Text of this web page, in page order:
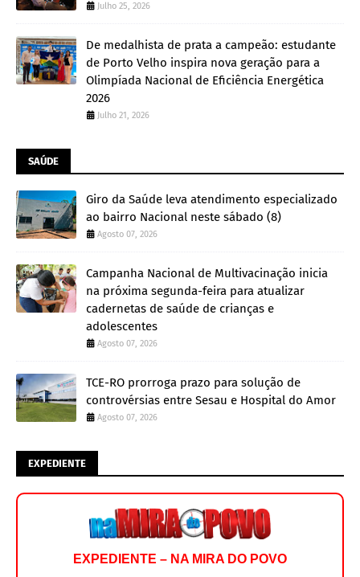
Julho 25, 2026
De medalhista de prata a campeão: estudante
de Porto Velho inspira nova geração para a
Olimpíada Nacional de Eficiência Energética
2026
Julho 21, 2026
SAÚDE
Giro da Saúde leva atendimento especializado
ao bairro Nacional neste sábado (8)
Agosto 07, 2026
Campanha Nacional de Multivacinação inicia
na próxima segunda-feira para atualizar
cadernetas de saúde de crianças e
adolescentes
Agosto 07, 2026
TCE-RO prorroga prazo para solução de
controvérsias entre Sesau e Hospital do Amor
Agosto 07, 2026
EXPEDIENTE
EXPEDIENTE – NA MIRA DO POVO